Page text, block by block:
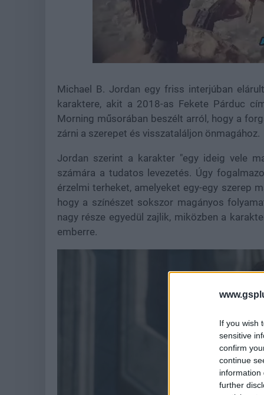
If you wish
sensitive
confirm
continue
information
further
44.57%
Michael B. Jordan egy friss interjúban
karaktere, akit a 2018-as Fekete Párduc
Morning műsorában beszélt arról, hogy a
zárni a szerepet és visszataláljon önmagához.
Jordan szerint a karakter "egy ideig vele
számára a tudatos levezetés. Úgy
érzelmi terheket, amelyeket egy-egy szerep
hogy a színészet sokszor magányos
nagy része egyedül zajlik, miközben a
emberre.